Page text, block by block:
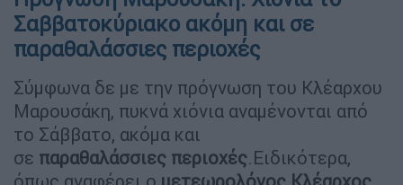
Σαββατοκύριακο ακόμη και σε
παραθαλάσσιες περιοχές
Σύμφωνα δε με την πρόγνωση του Κλέαρχου
Μαρουσάκη, πυκνά χιόνια αναμένονται από
το Σάββατο, ακόμα και
σε παραθαλάσσιες περιοχές.Ειδικότερα,